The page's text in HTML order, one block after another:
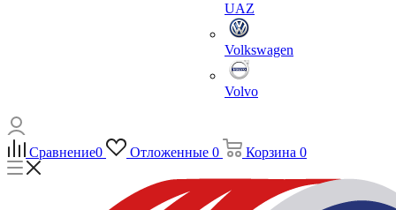
UAZ
Volkswagen
Volvo
Сравнение0 Отложенные 0 Корзина 0